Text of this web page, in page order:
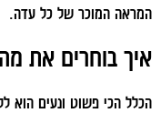
המראה המוכר של כל עדה.
איך בוחרים את
הכלל הכי פשוט ונעים